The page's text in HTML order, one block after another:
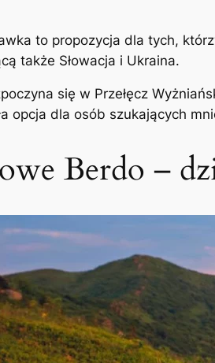
to propozycja dla tych,
także Słowacja i Ukraina.
się w Przełęcz
opcja dla osób szukających
Berdo –